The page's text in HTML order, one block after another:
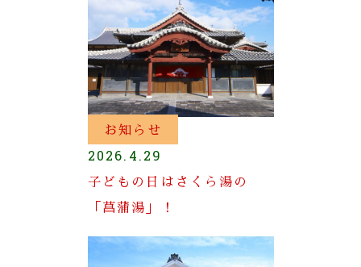
お知らせ
2026.4.29
子どもの日はさくら湯の
「菖蒲湯」！